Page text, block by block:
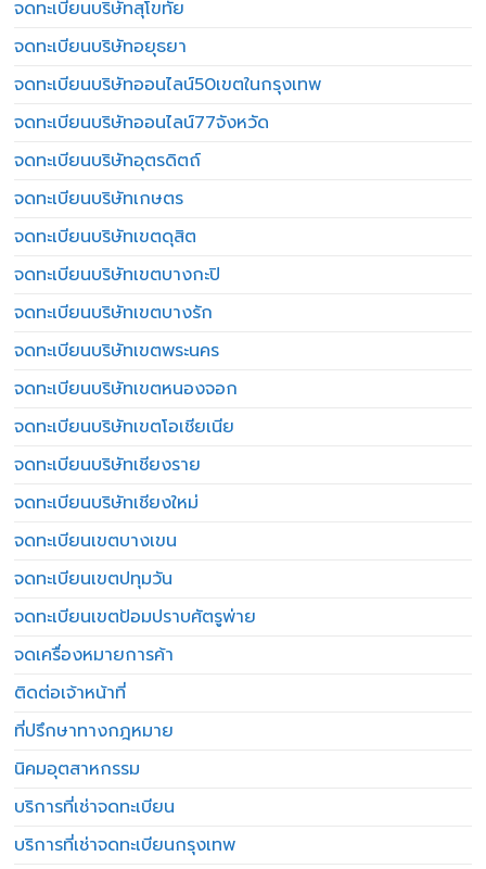
จดทะเบียนบริษัทสุโขทัย
จดทะเบียนบริษัทอยุธยา
จดทะเบียนบริษัทออนไลน์50เขตในกรุงเทพ
จดทะเบียนบริษัทออนไลน์77จังหวัด
จดทะเบียนบริษัทอุตรดิตถ์
จดทะเบียนบริษัทเกษตร
จดทะเบียนบริษัทเขตดุสิต
จดทะเบียนบริษัทเขตบางกะปิ
จดทะเบียนบริษัทเขตบางรัก
จดทะเบียนบริษัทเขตพระนคร
จดทะเบียนบริษัทเขตหนองจอก
จดทะเบียนบริษัทเขตโอเชียเนีย
จดทะเบียนบริษัทเชียงราย
จดทะเบียนบริษัทเชียงใหม่
จดทะเบียนเขตบางเขน
จดทะเบียนเขตปทุมวัน
จดทะเบียนเขตป้อมปราบศัตรูพ่าย
จดเครื่องหมายการค้า
ติดต่อเจ้าหน้าที่
ที่ปรึกษาทางกฎหมาย
นิคมอุตสาหกรรม
บริการที่เช่าจดทะเบียน
บริการที่เช่าจดทะเบียนกรุงเทพ